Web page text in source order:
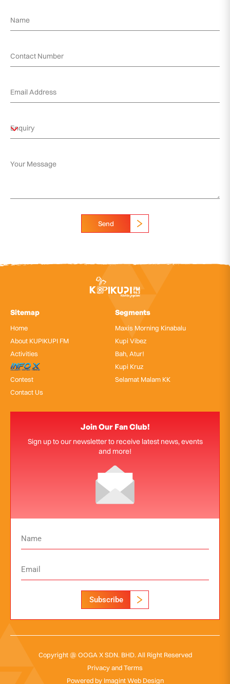
Send
Sitemap
Home
About KUPIKUPI FM
Activities
InfoX
Contest
Contact Us
Segments
Maxis Morning Kinabalu
Kupi Vibez
Bah, Atur!
Kupi Kruz
Selamat Malam KK
Join Our Fan Club!
Sign up to our newsletter to receive latest news, events
and more!
Subscribe
Copyright @ OOGA X SDN. BHD. All Right Reserved
Privacy and Terms
Powered by Imagint Web Design